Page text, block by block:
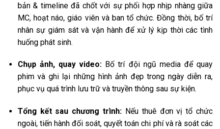
bản & timeline đã chốt với sự phối hợp nhịp nhàng giữa
MC, hoạt náo, giáo viên và ban tổ chức. Đồng thời, bố trí
nhân sự giám sát và vận hành để xử lý kịp thời các tình
huống phát sinh.
Chụp ảnh, quay video: Bố trí đội ngũ media để quay
phim và ghi lại những hình ảnh đẹp trong ngày diễn ra,
phục vụ quá trình lưu trữ và truyền thông sau sự kiện.
Tổng kết sau chương trình: Nếu thuê đơn vị tổ chức
ngoài, tiến hành đối soát, quyết toán chi phí và rà soát các